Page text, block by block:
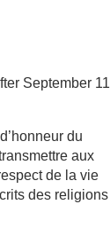
September 11
du
aux
de la vie
des religions